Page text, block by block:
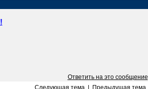
!
Ответить на это сообщение
Следующая тема| Предыдущая тема